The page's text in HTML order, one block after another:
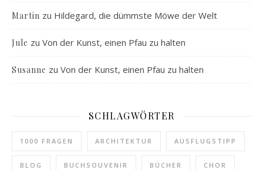
Martin zu Hildegard, die dümmste Möwe der Welt
Jule zu Von der Kunst, einen Pfau zu halten
Susanne zu Von der Kunst, einen Pfau zu halten
SCHLAGWÖRTER
1000 FRAGEN ARCHITEKTUR AUSFLUGSTIPP
BLOG BUCHSOUVENIR BÜCHER CHOR